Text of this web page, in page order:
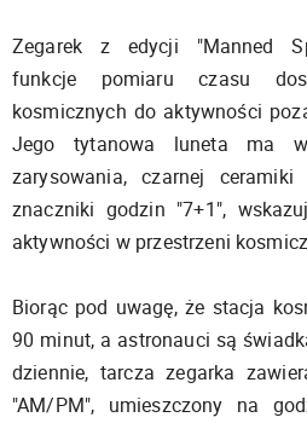
Zegarek z edycji "Manned
funkcje pomiaru czasu
kosmicznych do aktywności
Jego tytanowa luneta ma
zarysowania, czarnej
znaczniki godzin "7+1",
aktywności w przestrzeni
Biorąc pod uwagę, że stacja
90 minut, a astronauci są
dziennie, tarcza zegarka
"AM/PM", umieszczony na